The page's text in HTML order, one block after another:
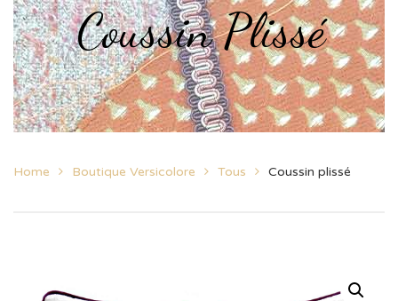
Coussin Plissé
Home Boutique Versicolore Tous Coussin plissé